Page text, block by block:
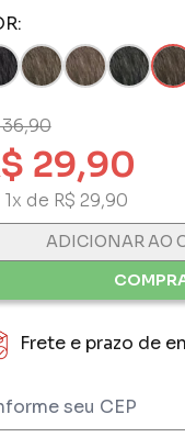
36,90
29,90
de R$ 29,90
ADICIONAR AO
Frete e prazo de